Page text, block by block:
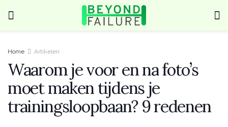
Home Artikelen
Waarom je voor en na foto’s
moet maken tijdens je
trainingsloopbaan? 9 redenen